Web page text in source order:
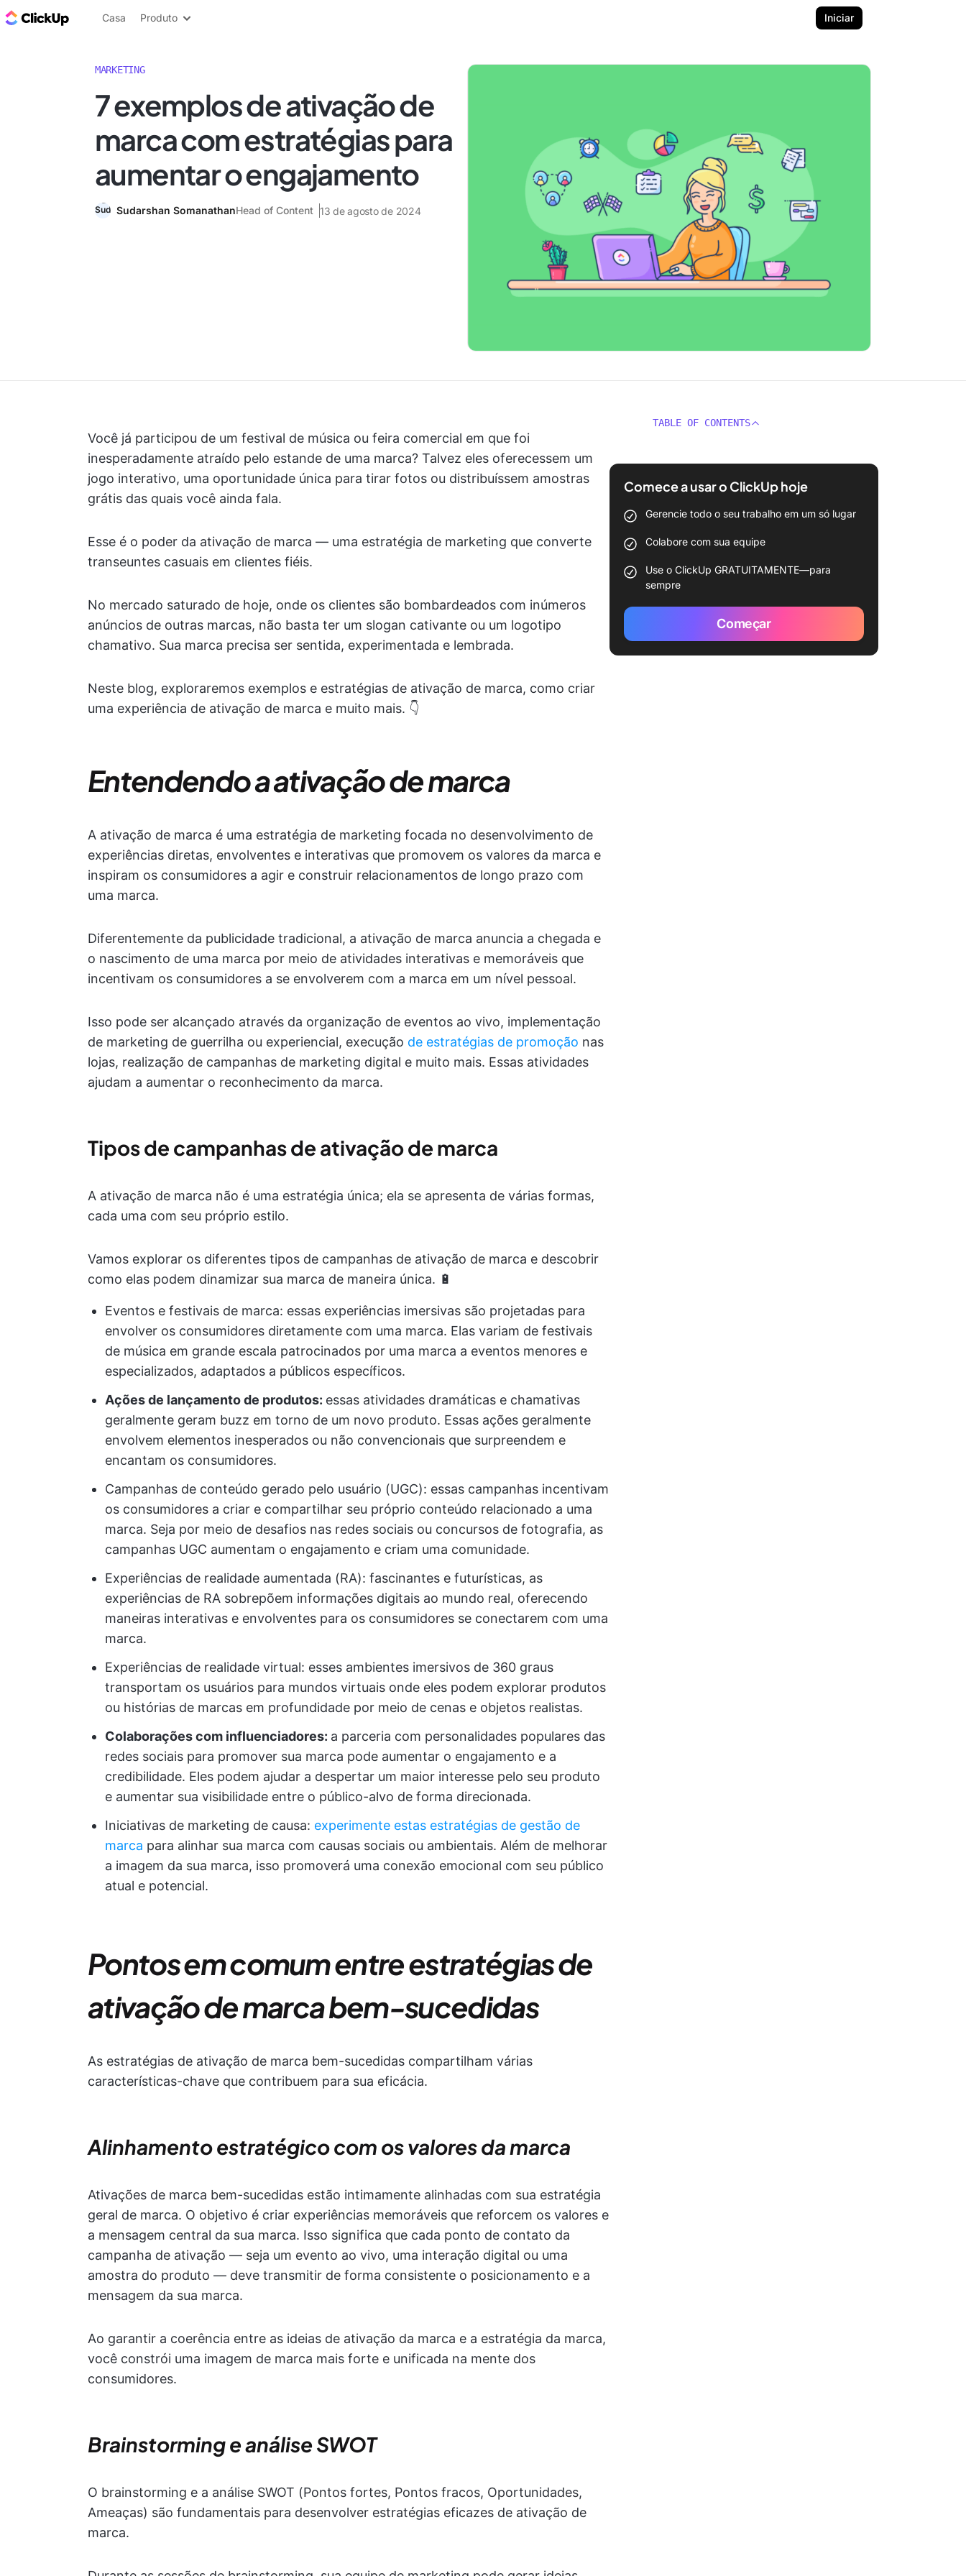
ClickUp Blogue
Casa Produto Iniciar
MARKETING
7 exemplos de ativação de
marca com estratégias para
aumentar o engajamento
Sudarshan SomanathanHead of Content 13 de agosto de 2024
Você já participou de um festival de música ou feira comercial em que foi
inesperadamente atraído pelo estande de uma marca? Talvez eles oferecessem um
jogo interativo, uma oportunidade única para tirar fotos ou distribuíssem amostras
grátis das quais você ainda fala.
Esse é o poder da ativação de marca — uma estratégia de marketing que converte
transeuntes casuais em clientes fiéis.
No mercado saturado de hoje, onde os clientes são bombardeados com inúmeros
anúncios de outras marcas, não basta ter um slogan cativante ou um logotipo
chamativo. Sua marca precisa ser sentida, experimentada e lembrada.
Neste blog, exploraremos exemplos e estratégias de ativação de marca, como criar
uma experiência de ativação de marca e muito mais. 👇
Entendendo a ativação de marca
A ativação de marca é uma estratégia de marketing focada no desenvolvimento de
experiências diretas, envolventes e interativas que promovem os valores da marca e
inspiram os consumidores a agir e construir relacionamentos de longo prazo com
uma marca.
Diferentemente da publicidade tradicional, a ativação de marca anuncia a chegada e
o nascimento de uma marca por meio de atividades interativas e memoráveis que
incentivam os consumidores a se envolverem com a marca em um nível pessoal.
Isso pode ser alcançado através da organização de eventos ao vivo, implementação
de marketing de guerrilha ou experiencial, execução de estratégias de promoção nas
lojas, realização de campanhas de marketing digital e muito mais. Essas atividades
ajudam a aumentar o reconhecimento da marca.
Tipos de campanhas de ativação de marca
A ativação de marca não é uma estratégia única; ela se apresenta de várias formas,
cada uma com seu próprio estilo.
Vamos explorar os diferentes tipos de campanhas de ativação de marca e descobrir
como elas podem dinamizar sua marca de maneira única. 🔋
Eventos e festivais de marca: essas experiências imersivas são projetadas para
envolver os consumidores diretamente com uma marca. Elas variam de festivais
de música em grande escala patrocinados por uma marca a eventos menores e
especializados, adaptados a públicos específicos.
Ações de lançamento de produtos: essas atividades dramáticas e chamativas
geralmente geram buzz em torno de um novo produto. Essas ações geralmente
envolvem elementos inesperados ou não convencionais que surpreendem e
encantam os consumidores.
Campanhas de conteúdo gerado pelo usuário (UGC): essas campanhas incentivam
os consumidores a criar e compartilhar seu próprio conteúdo relacionado a uma
marca. Seja por meio de desafios nas redes sociais ou concursos de fotografia, as
campanhas UGC aumentam o engajamento e criam uma comunidade.
Experiências de realidade aumentada (RA): fascinantes e futurísticas, as
experiências de RA sobrepõem informações digitais ao mundo real, oferecendo
maneiras interativas e envolventes para os consumidores se conectarem com uma
marca.
Experiências de realidade virtual: esses ambientes imersivos de 360 graus
transportam os usuários para mundos virtuais onde eles podem explorar produtos
ou histórias de marcas em profundidade por meio de cenas e objetos realistas.
Colaborações com influenciadores: a parceria com personalidades populares das
redes sociais para promover sua marca pode aumentar o engajamento e a
credibilidade. Eles podem ajudar a despertar um maior interesse pelo seu produto
e aumentar sua visibilidade entre o público-alvo de forma direcionada.
Iniciativas de marketing de causa: experimente estas estratégias de gestão de
marca para alinhar sua marca com causas sociais ou ambientais. Além de melhorar
a imagem da sua marca, isso promoverá uma conexão emocional com seu público
atual e potencial.
Pontos em comum entre estratégias de
ativação de marca bem-sucedidas
As estratégias de ativação de marca bem-sucedidas compartilham várias
características-chave que contribuem para sua eficácia.
Alinhamento estratégico com os valores da marca
Ativações de marca bem-sucedidas estão intimamente alinhadas com sua estratégia
geral de marca. O objetivo é criar experiências memoráveis que reforcem os valores e
a mensagem central da sua marca. Isso significa que cada ponto de contato da
campanha de ativação — seja um evento ao vivo, uma interação digital ou uma
amostra do produto — deve transmitir de forma consistente o posicionamento e a
mensagem da sua marca.
Ao garantir a coerência entre as ideias de ativação da marca e a estratégia da marca,
você constrói uma imagem de marca mais forte e unificada na mente dos
consumidores.
Brainstorming e análise SWOT
O brainstorming e a análise SWOT (Pontos fortes, Pontos fracos, Oportunidades,
Ameaças) são fundamentais para desenvolver estratégias eficazes de ativação de
marca.
TABLE OF CONTENTS
Comece a usar o ClickUp hoje
Gerencie todo o seu trabalho em um só lugar
Colabore com sua equipe
Use o ClickUp GRATUITAMENTE—para
sempre
Começar